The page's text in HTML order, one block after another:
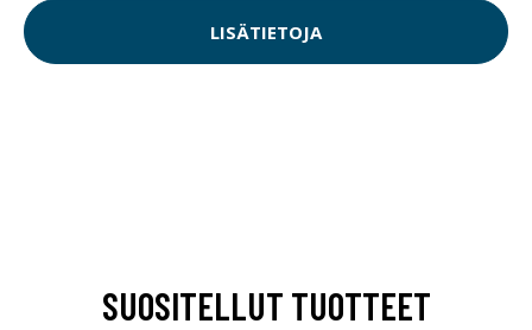
LISÄTIETOJA
SUOSITELLUT TUOTTEET